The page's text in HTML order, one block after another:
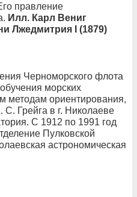
правление
Илл. Карл Вениг
Лжедмитрия I (1879)
Черноморского флота
морских
методам ориентирования,
Грейга в г. Николаеве
С 1912 по 1991 год
Пулковской
астрономическая